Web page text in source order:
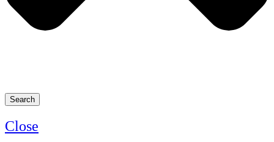
Search
Close